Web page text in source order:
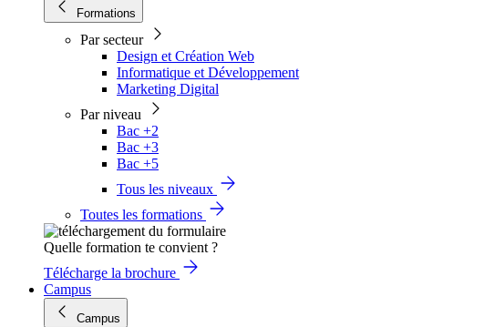
Formations
Par secteur
Design et Création Web
Informatique et Développement
Marketing Digital
Par niveau
Bac +2
Bac +3
Bac +5
Tous les niveaux
Toutes les formations
Quelle formation te convient ?
Télécharge la brochure
Campus
Campus